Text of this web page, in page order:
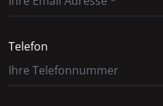
Telefon